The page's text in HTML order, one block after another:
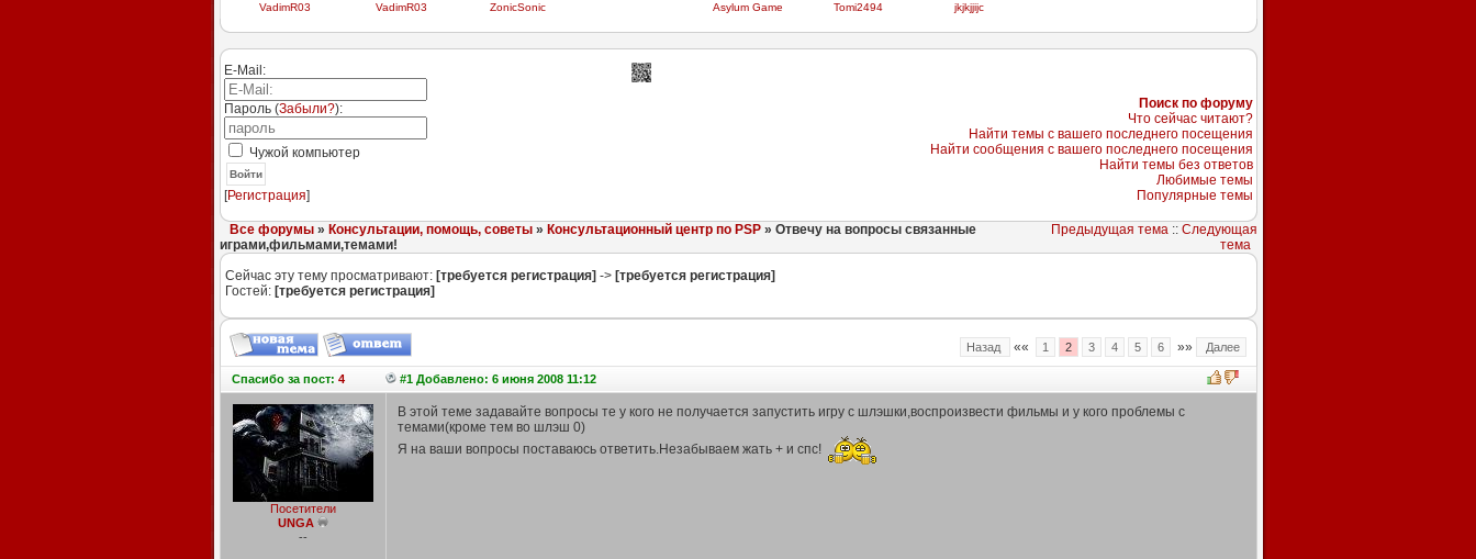
VadimR03
VadimR03
ZonicSonic
Asylum Game
Tomi2494
jkjkjjijc
E-Mail:
Пароль (Забыли?):
Чужой компьютер
Войти
[Регистрация]
Поиск по форуму
Что сейчас читают?
Найти темы с вашего последнего посещения
Найти сообщения с вашего последнего посещения
Найти темы без ответов
Любимые темы
Популярные темы
Все форумы» Консультации, помощь, советы» Консультационный центр по PSP» Отвечу на вопросы связанные
играми,фильмами,темами!
Предыдущая тема:: Следующая
тема
Сейчас эту тему просматривают: [требуется регистрация] -> [требуется регистрация]
Гостей: [требуется регистрация]
Назад «« 1 2 3 4 5 6 »» Далее
Спасибоза пост: 4 #1 Добавлено: 6 июня 2008 11:12
Посетители
UNGA
--
В этой теме задавайте вопросы те у кого не получается запустить игру с шлэшки,воспроизвести фильмы и у кого проблемы с
темами(кроме тем во шлэш 0)
Я на ваши вопросы поставаюсь ответить.Незабываем жать + и спс!